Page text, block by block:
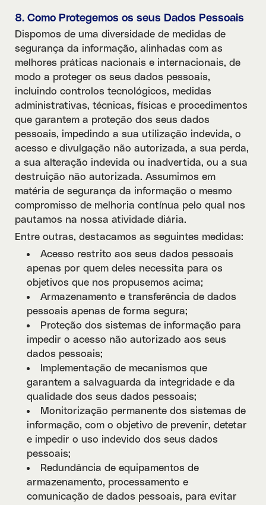
8. Como Protegemos os seus Dados Pessoais
Dispomos de uma diversidade de medidas de
segurança da informação, alinhadas com as
melhores práticas nacionais e internacionais, de
modo a proteger os seus dados pessoais,
incluindo controlos tecnológicos, medidas
administrativas, técnicas, físicas e procedimentos
que garantem a proteção dos seus dados
pessoais, impedindo a sua utilização indevida, o
acesso e divulgação não autorizada, a sua perda,
a sua alteração indevida ou inadvertida, ou a sua
destruição não autorizada. Assumimos em
matéria de segurança da informação o mesmo
compromisso de melhoria contínua pelo qual nos
pautamos na nossa atividade diária.
Entre outras, destacamos as seguintes medidas:
Acesso restrito aos seus dados pessoais
apenas por quem deles necessita para os
objetivos que nos propusemos acima;
Armazenamento e transferência de dados
pessoais apenas de forma segura;
Proteção dos sistemas de informação para
impedir o acesso não autorizado aos seus
dados pessoais;
Implementação de mecanismos que
garantem a salvaguarda da integridade e da
qualidade dos seus dados pessoais;
Monitorização permanente dos sistemas de
informação, com o objetivo de prevenir, detetar
e impedir o uso indevido dos seus dados
pessoais;
Redundância de equipamentos de
armazenamento, processamento e
comunicação de dados pessoais, para evitar